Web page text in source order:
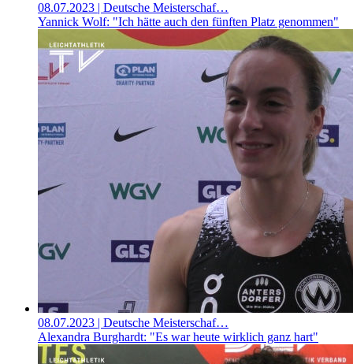
08.07.2023 | Deutsche Meisterschaf…
Yannick Wolf: "Ich hätte auch den fünften Platz genommen"
08.07.2023 | Deutsche Meisterschaf…
Alexandra Burghardt: "Es war heute wirklich ganz hart"